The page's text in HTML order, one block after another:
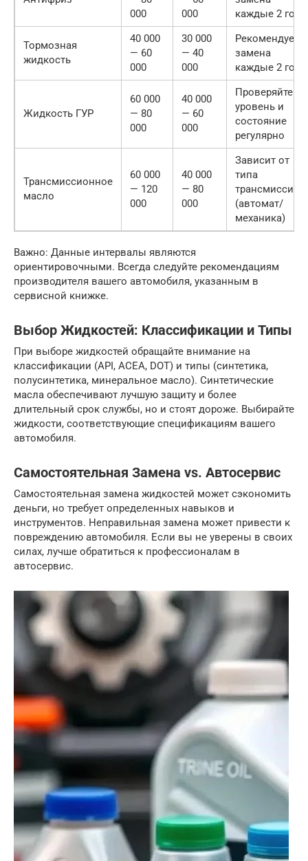
000
000
каждые 2 года
Тормозная
жидкость
40 000
— 60
000
30 000
— 40
000
замена
каждые 2 года
Жидкость ГУР
60 000
— 80
000
40 000
— 60
000
Проверяйте
уровень и
состояние
регулярно
Трансмиссионное
масло
60 000
— 120
000
40 000
— 80
000
Зависит от
типа
трансмиссии
(автомат/
механика)
Важно: Данные интервалы являются
ориентировочными. Всегда следуйте рекомендациям
производителя вашего автомобиля, указанным в
сервисной книжке.
Выбор Жидкостей: Классификации и Типы
При выборе жидкостей обращайте внимание на
классификации (API, ACEA, DOT) и типы (синтетика,
полусинтетика, минеральное масло). Синтетические
масла обеспечивают лучшую защиту и более
длительный срок службы, но и стоят дороже. Выбирайте
жидкости, соответствующие спецификациям вашего
автомобиля.
Самостоятельная Замена vs. Автосервис
Самостоятельная замена жидкостей может сэкономить
деньги, но требует определенных навыков и
инструментов. Неправильная замена может привести к
повреждению автомобиля. Если вы не уверены в своих
силах, лучше обратиться к профессионалам в
автосервис.